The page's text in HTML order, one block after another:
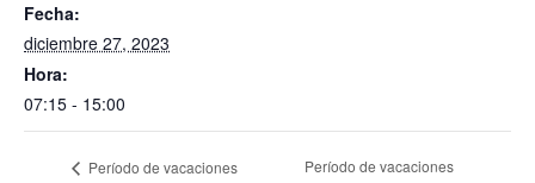
Fecha:
diciembre 27, 2023
Hora:
07:15 - 15:00
Período de vacaciones
Período de vacaciones